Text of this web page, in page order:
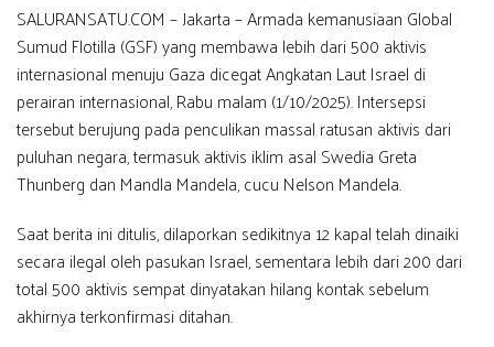
SALURANSATU.COM – Jakarta – Armada kemanusiaan Global
Sumud Flotilla (GSF) yang membawa lebih dari 500 aktivis
internasional menuju Gaza dicegat Angkatan Laut Israel di
perairan internasional, Rabu malam (1/10/2025). Intersepsi
tersebut berujung pada penculikan massal ratusan aktivis dari
puluhan negara, termasuk aktivis iklim asal Swedia Greta
Thunberg dan Mandla Mandela, cucu Nelson Mandela.
Saat berita ini ditulis, dilaporkan sedikitnya 12 kapal telah dinaiki
secara ilegal oleh pasukan Israel, sementara lebih dari 200 dari
total 500 aktivis sempat dinyatakan hilang kontak sebelum
akhirnya terkonfirmasi ditahan.